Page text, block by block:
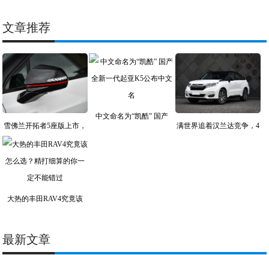
文章推荐
雪佛兰开拓者5座版上市，
中文命名为“凯酷” 国产
满世界追着汉兰达竞争，4
大热的丰田RAV4究竟该
最新文章